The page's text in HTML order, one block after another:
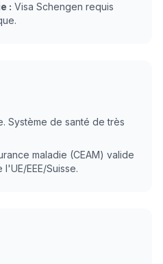
: Visa Schengen requis
Système de santé de très
maladie (CEAM) valide
EEE/Suisse.